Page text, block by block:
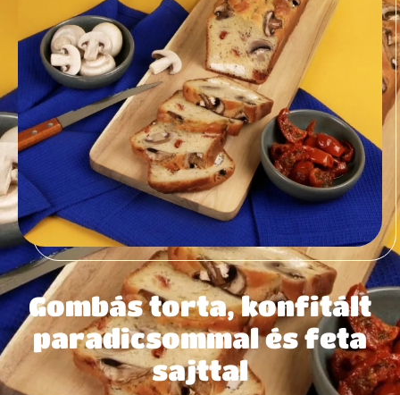
Gombás torta, konfitált
paradicsommal és feta
sajttal